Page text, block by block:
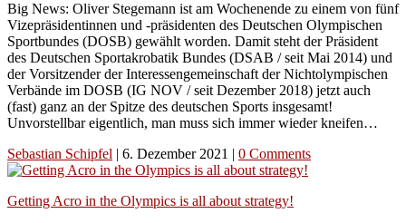
Big News: Oliver Stegemann ist am Wochenende zu einem von fünf
Vizepräsidentinnen und -präsidenten des Deutschen Olympischen
Sportbundes (DOSB) gewählt worden. Damit steht der Präsident
des Deutschen Sportakrobatik Bundes (DSAB / seit Mai 2014) und
der Vorsitzender der Interessengemeinschaft der Nichtolympischen
Verbände im DOSB (IG NOV / seit Dezember 2018) jetzt auch
(fast) ganz an der Spitze des deutschen Sports insgesamt!
Unvorstellbar eigentlich, man muss sich immer wieder kneifen…
Sebastian Schipfel | 6. Dezember 2021 | 0 Comments
Getting Acro in the Olympics is all about strategy!